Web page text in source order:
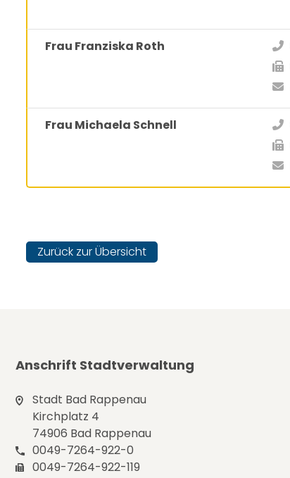
Frau Franziska Roth
Frau Michaela Schnell
Zurück zur Übersicht
Anschrift Stadtverwaltung
Stadt Bad Rappenau
Kirchplatz 4
74906 Bad Rappenau
0049-7264-922-0
0049-7264-922-119